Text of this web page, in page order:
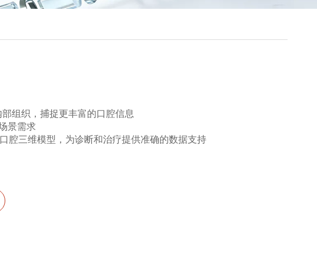
组织，捕捉更丰富的口腔信息
景需求
腔三维模型，为诊断和治疗提供准确的数据支持